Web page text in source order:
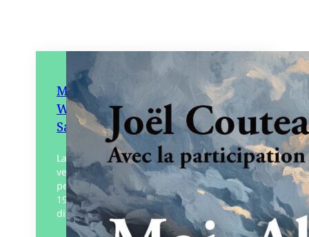
Moi, Alexandre, pionnier de
White-Star : du Sud-Vendée à la
Saskatchewan
La migration vendéenne de 1880 à 1914
vers le Canada représente plus de 300
personnes dont Alexandre Poitier parti en
1910. De son enfance vendéenne, aux
difficultés des…